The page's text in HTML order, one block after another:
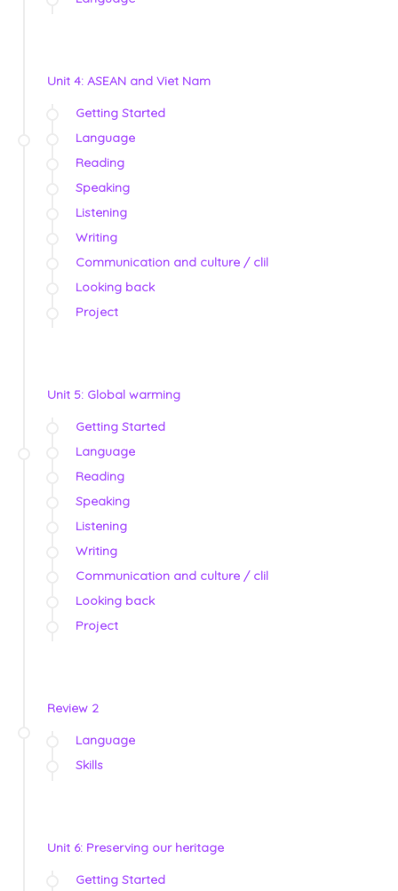
Unit 4: ASEAN and Viet Nam
Getting Started
Language
Reading
Speaking
Listening
Writing
Communication and culture / clil
Looking back
Project
Unit 5: Global warming
Getting Started
Language
Reading
Speaking
Listening
Writing
Communication and culture / clil
Looking back
Project
Review 2
Language
Skills
Unit 6: Preserving our heritage
Getting Started